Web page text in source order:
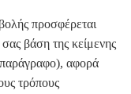
προσφέρεται
βάση της κείμενης
παράγραφο), αφορά
τρόπους